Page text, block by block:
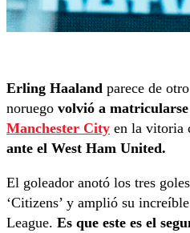
Erling Haaland parece de
noruego volvió a
Manchester City en la vitoria
ante el West Ham United.
El goleador anotó los tres
‘Citizens’ y amplió su
League. Es que este es el